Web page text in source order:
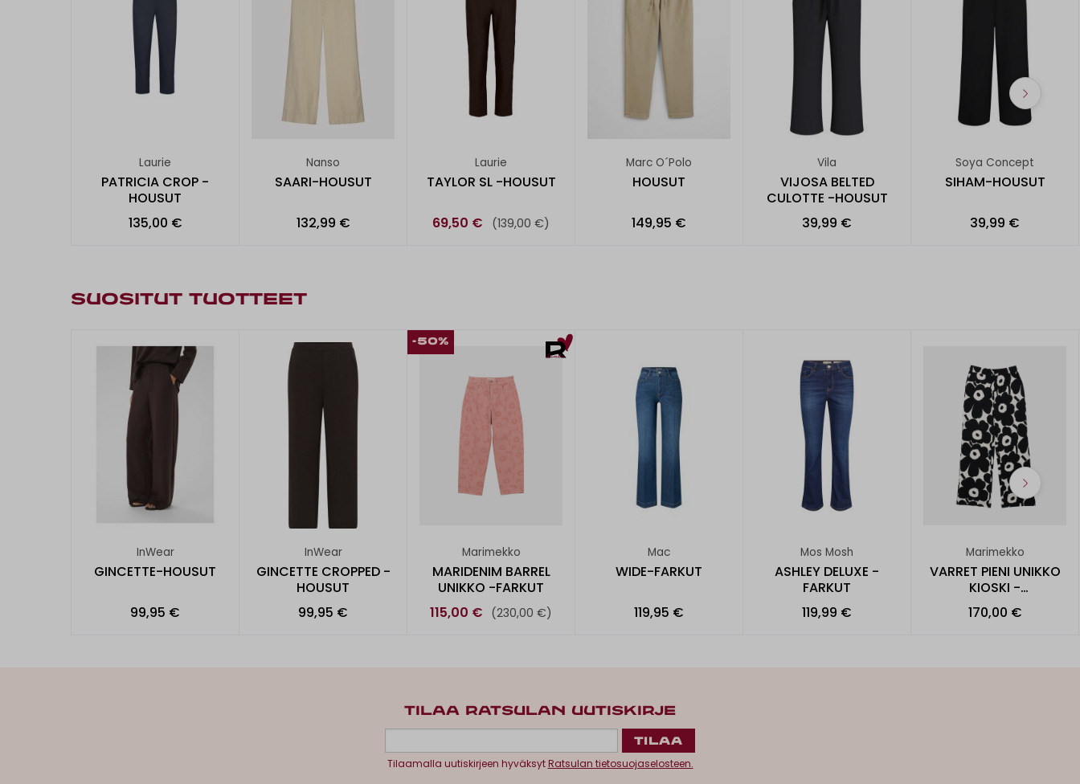
Laurie
PATRICIA CROP -
HOUSUT
135,00 €
Nanso
SAARI-HOUSUT
132,99 €
Laurie
TAYLOR SL -HOUSUT
69,50 € (139,00 €)
Marc O´Polo
HOUSUT
149,95 €
Vila
VIJOSA BELTED
CULOTTE -HOUSUT
39,99 €
Soya Concept
SIHAM-HOUSUT
39,99 €
SUOSITUT TUOTTEET
InWear
GINCETTE-HOUSUT
99,95 €
InWear
GINCETTE CROPPED -
HOUSUT
99,95 €
-50%
Marimekko
MARIDENIM BARREL
UNIKKO -FARKUT
115,00 € (230,00 €)
Mac
WIDE-FARKUT
119,95 €
Mos Mosh
ASHLEY DELUXE -
FARKUT
119,99 €
Marimekko
VARRET PIENI UNIKKO
KIOSKI -
COLLEGEHOUSUT
170,00 €
TILAA RATSULAN UUTISKIRJE
Tilaamalla uutiskirjeen hyväksytRatsulan tietosuojaselosteen.